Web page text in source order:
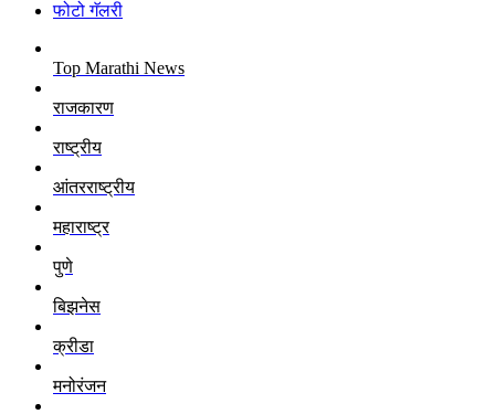
फोटो गॅलरी
Top Marathi News
राजकारण
राष्ट्रीय
आंतरराष्ट्रीय
महाराष्ट्र
पुणे
बिझनेस
क्रीडा
मनोरंजन